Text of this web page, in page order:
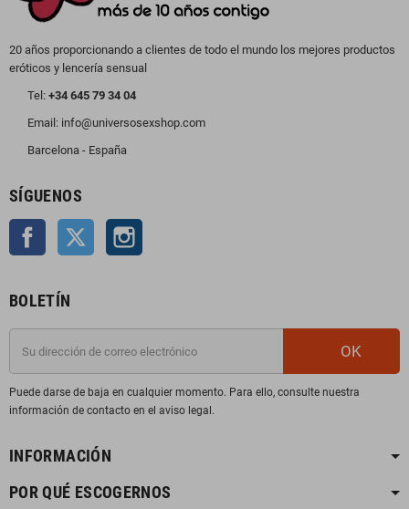
20 años proporcionando a clientes de todo el mundo los mejores productos
eróticos y lencería sensual
Tel: +34 645 79 34 04
Email: info@universosexshop.com
Barcelona - España
SÍGUENOS
Facebook Twitter
BOLETÍN
OK
Puede darse de baja en cualquier momento. Para ello, consulte nuestra
información de contacto en el aviso legal.
INFORMACIÓN
POR QUÉ ESCOGERNOS